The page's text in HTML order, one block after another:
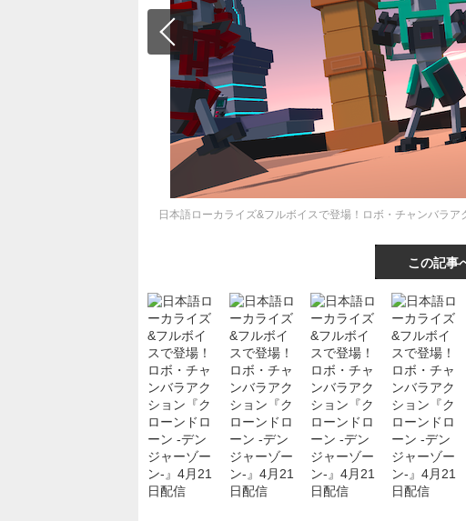
日本語ローカライズ&フルボイスで登場！ロボ・チャンバラ
この記事